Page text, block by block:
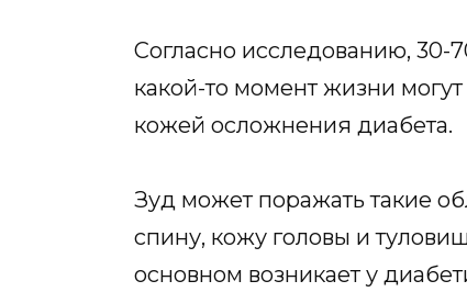
Согласно исследованию, 30-
какой-то момент жизни
кожей осложнения диабета.
Зуд может поражать такие
спину, кожу головы и
основном возникает у